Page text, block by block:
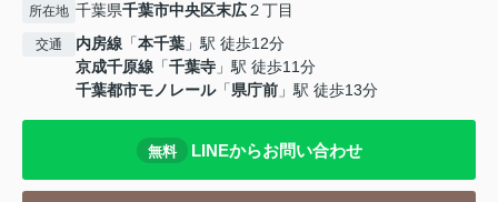
所在地 千葉県千葉市中央区末広２丁目
交通 内房線 「本千葉 」駅 徒歩12分
京成千原線 「千葉寺 」駅 徒歩11分
千葉都市モノレール「県庁前 」駅 徒歩13分
無料 LINEからお問い合わせ